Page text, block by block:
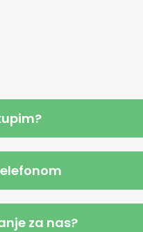
za nas?